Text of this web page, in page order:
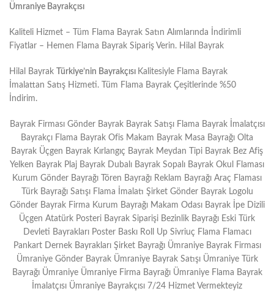
Ümraniye Bayrakçısı
Kaliteli Hizmet – Tüm Flama Bayrak Satın Alımlarında İndirimli
Fiyatlar – Hemen Flama Bayrak Sipariş Verin. Hilal Bayrak
Hilal Bayrak Türkiye’nin Bayrakçısı Kalitesiyle Flama Bayrak
İmalattan Satış Hizmeti. Tüm Flama Bayrak Çeşitlerinde %50
İndirim.
Bayrak Firması Gönder Bayrak Bayrak Satışı Flama Bayrak İmalatçısı
Bayrakçı Flama Bayrak Ofis Makam Bayrak Masa Bayrağı Olta
Bayrak Üçgen Bayrak Kırlangıç Bayrak Meydan Tipi Bayrak Bez Afiş
Yelken Bayrak Plaj Bayrak Dubalı Bayrak Sopalı Bayrak Okul Flaması
Kurum Gönder Bayrağı Tören Bayrağı Reklam Bayrağı Araç Flaması
Türk Bayrağı Satışı Flama İmalatı Şirket Gönder Bayrak Logolu
Gönder Bayrak Firma Kurum Bayrağı Makam Odası Bayrak İpe Dizili
Üçgen Atatürk Posteri Bayrak Siparişi Bezinlik Bayrağı Eski Türk
Devleti Bayrakları Poster Baskı Roll Up Sivriuç Flama Flamacı
Pankart Dernek Bayrakları Şirket Bayrağı Ümraniye Bayrak Firması
Ümraniye Gönder Bayrak Ümraniye Bayrak Satışı Ümraniye Türk
Bayrağı Ümraniye Ümraniye Firma Bayrağı Ümraniye Flama Bayrak
İmalatçısı Ümraniye Bayrakçısı 7/24 Hizmet Vermekteyiz